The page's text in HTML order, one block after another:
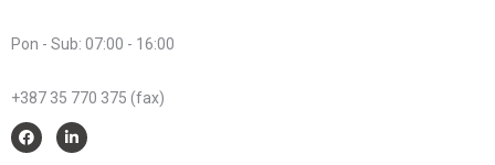
Pon - Sub: 07:00 - 16:00
+387 35 770 375 (fax)